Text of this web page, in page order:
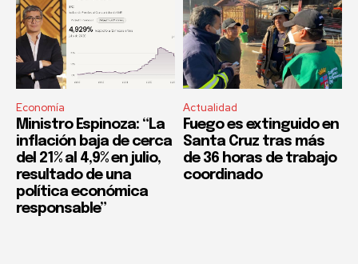
Economía
Ministro Espinoza: “La
inflación baja de cerca
del 21% al 4,9% en julio,
resultado de una
política económica
responsable”
Actualidad
Fuego es extinguido en
Santa Cruz tras más
de 36 horas de trabajo
coordinado